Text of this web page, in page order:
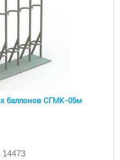
баллонов СГМК-05м
14473